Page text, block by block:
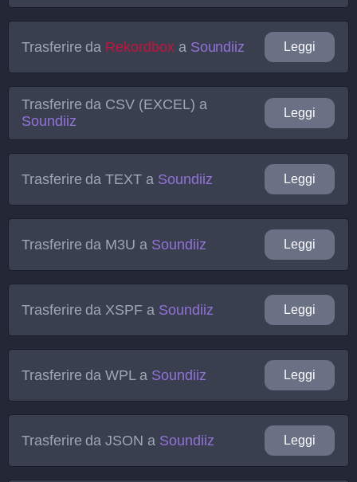
Trasferire da Rekordboxa Soundiiz Leggi
Trasferire da CSV (EXCEL) a
Soundiiz
Leggi
Trasferire daTEXT a Soundiiz Leggi
Trasferire da M3U a Soundiiz Leggi
Trasferire da XSPF a Soundiiz Leggi
Trasferire daWPL a Soundiiz Leggi
Trasferire daJSON a Soundiiz Leggi